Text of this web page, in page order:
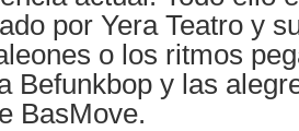
por Yera Teatro y
o los ritmos
Befunkbop y las
BasMove.